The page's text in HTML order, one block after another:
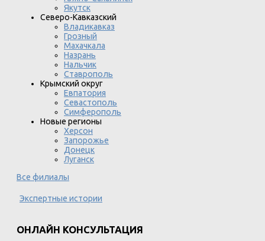
Якутск
Северо-Кавказский
Владикавказ
Грозный
Махачкала
Назрань
Нальчик
Ставрополь
Крымский округ
Евпатория
Севастополь
Симферополь
Новые регионы
Херсон
Запорожье
Донецк
Луганск
Все филиалы
Экспертные истории
ОНЛАЙН КОНСУЛЬТАЦИЯ